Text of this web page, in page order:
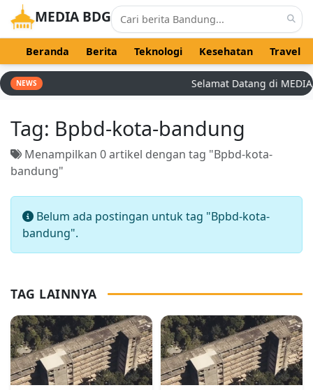
MEDIA BDG
Beranda Berita Teknologi Kesehatan Travel
NEWS Selamat Datang di
Tag: Bpbd-kota-bandung
Menampilkan 0 artikel dengan tag "Bpbd-kota-
bandung"
Belum ada postingan untuk tag "Bpbd-kota-
bandung".
TAG LAINNYA